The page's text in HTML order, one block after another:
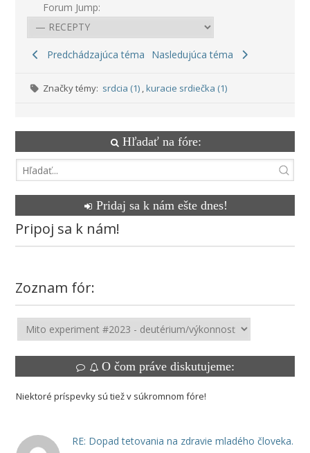
Forum Jump:
Predchádzajúca téma Nasledujúca téma
Značky témy: srdcia (1) ,kuracie srdiečka (1)
Hľadať na fóre:
Pridaj sa k nám ešte dnes!
Pripoj sa k nám!
Zoznam fór:
O čom práve diskutujeme:
Niektoré príspevky sú tiež v súkromnom fóre!
RE: Dopad tetovania na zdravie mladého človeka.